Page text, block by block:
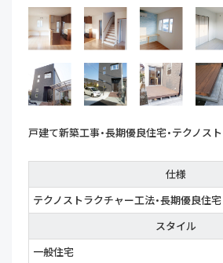
戸建て新築工事・長期優良住宅・テクノス
仕様
テクノストラクチャー工法・長期優良住宅
スタイル
一般住宅